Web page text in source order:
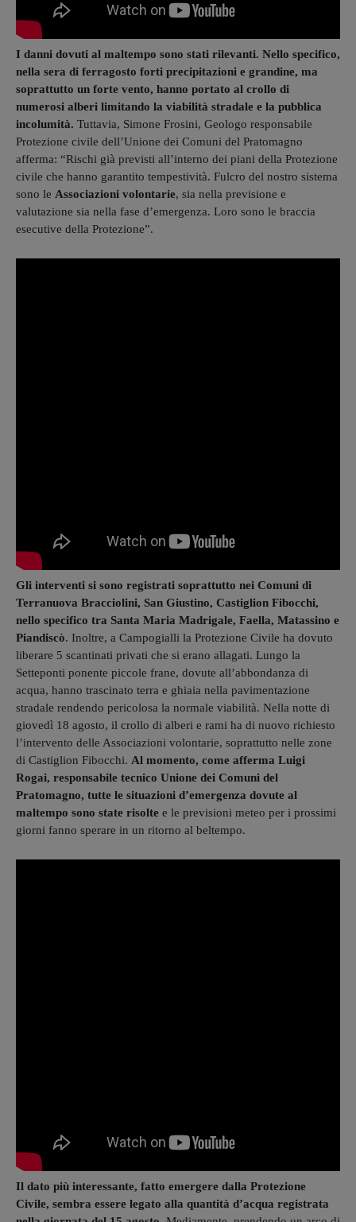
I danni dovuti al maltempo sono stati rilevanti. Nello specifico,
nella sera di ferragosto forti precipitazioni e grandine, ma
soprattutto un forte vento, hanno portato al crollo di
numerosi alberi limitando la viabilità stradale e la pubblica
incolumità. Tuttavia, Simone Frosini, Geologo responsabile
Protezione civile dell’Unione dei Comuni del Pratomagno
afferma: “Rischi già previsti all’interno dei piani della Protezione
civile che hanno garantito tempestività. Fulcro del nostro sistema
sono le Associazioni volontarie, sia nella previsione e
valutazione sia nella fase d’emergenza. Loro sono le braccia
esecutive della Protezione”.
Gli interventi si sono registrati soprattutto nei Comuni di
Terranuova Bracciolini, San Giustino, Castiglion Fibocchi,
nello specifico tra Santa Maria Madrigale, Faella, Matassino e
Piandiscò. Inoltre, a Campogialli la Protezione Civile ha dovuto
liberare 5 scantinati privati che si erano allagati. Lungo la
Setteponti ponente piccole frane, dovute all’abbondanza di
acqua, hanno trascinato terra e ghiaia nella pavimentazione
stradale rendendo pericolosa la normale viabilità. Nella notte di
giovedì 18 agosto, il crollo di alberi e rami ha di nuovo richiesto
l’intervento delle Associazioni volontarie, soprattutto nelle zone
di Castiglion Fibocchi. Al momento, come afferma Luigi
Rogai, responsabile tecnico Unione dei Comuni del
Pratomagno, tutte le situazioni d’emergenza dovute al
maltempo sono state risolte e le previsioni meteo per i prossimi
giorni fanno sperare in un ritorno al beltempo.
Il dato più interessante, fatto emergere dalla Protezione
Civile, sembra essere legato alla quantità d’acqua registrata